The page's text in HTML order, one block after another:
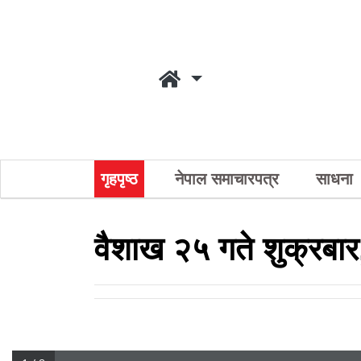
गृहपृष्ठ नेपाल समाचारपत्र साधना
वैशाख २५ गते